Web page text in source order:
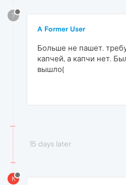
?
A Former User
Больше не пашет.
капчей, а капчи нет.
вышло(
15 days later
K